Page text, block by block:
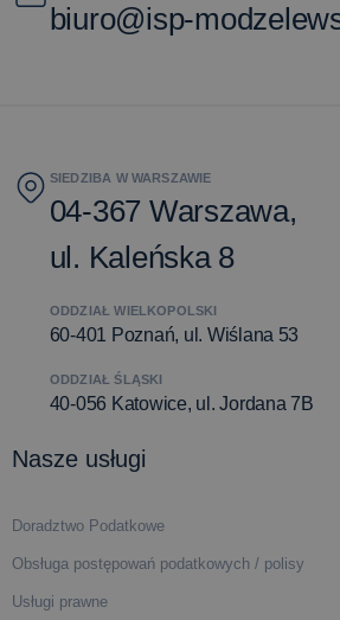
biuro@isp-
SIEDZIBA W WARSZAWIE
04-367 Warszawa,
ul. Kaleńska 8
ODDZIAŁ WIELKOPOLSKI
60-401 Poznań, ul. Wiślana 53
ODDZIAŁ ŚLĄSKI
40-056 Katowice, ul. Jordana 7B
Nasze usługi
Doradztwo Podatkowe
Obsługa postępowań podatkowych / polisy
Usługi prawne